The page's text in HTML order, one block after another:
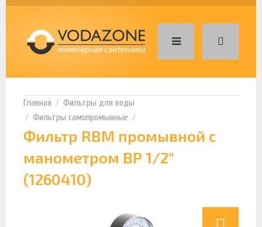
Фильтры для воды
Фильтры самопромывные
Фильтр RBM промывной с
манометром ВР 1/2"
(1260410)